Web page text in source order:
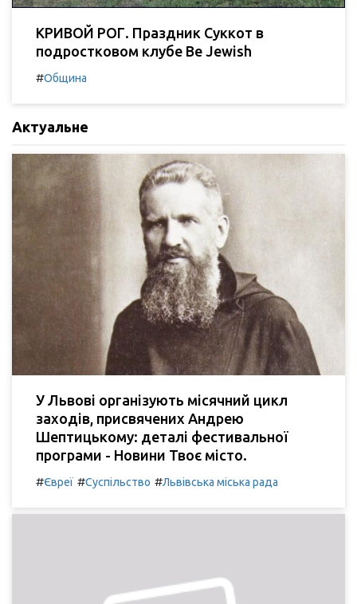
КРИВОЙ РОГ. Праздник Суккот в
подростковом клубе Be Jewish
#Община
Актуальне
У Львові організують місячний цикл
заходів, присвячених Андрею
Шептицькому: деталі фестивальної
програми - Новини Твоє місто.
#Євреї #Суспільство #Львівська міська рада